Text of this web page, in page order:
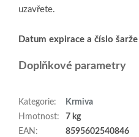
uzavřete.
Datum expirace a číslo šarže
Doplňkové parametry
Kategorie:
Krmiva
Hmotnost:
7 kg
EAN : 8595602540846